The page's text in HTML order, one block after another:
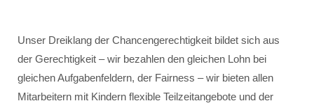
Unser Dreiklang der Chancengerechtigkeit bildet sich aus
der Gerechtigkeit – wir bezahlen den gleichen Lohn bei
gleichen Aufgabenfeldern, der Fairness – wir bieten allen
Mitarbeitern mit Kindern flexible Teilzeitangebote und der